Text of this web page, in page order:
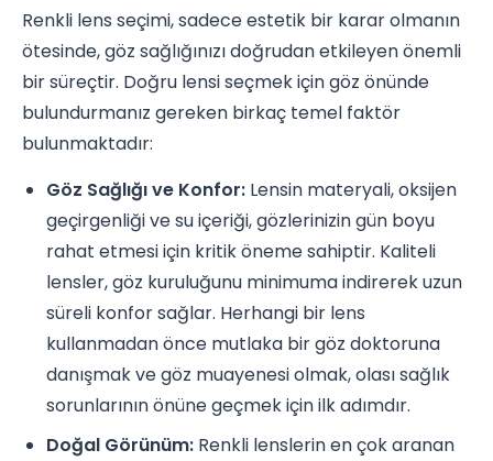
Renkli lens seçimi, sadece estetik bir karar olmanın
ötesinde, göz sağlığınızı doğrudan etkileyen önemli
bir süreçtir. Doğru lensi seçmek için göz önünde
bulundurmanız gereken birkaç temel faktör
bulunmaktadır:
Göz Sağlığı ve Konfor: Lensin materyali, oksijen
geçirgenliği ve su içeriği, gözlerinizin gün boyu
rahat etmesi için kritik öneme sahiptir. Kaliteli
lensler, göz kuruluğunu minimuma indirerek uzun
süreli konfor sağlar. Herhangi bir lens
kullanmadan önce mutlaka bir göz doktoruna
danışmak ve göz muayenesi olmak, olası sağlık
sorunlarının önüne geçmek için ilk adımdır.
Doğal Görünüm: Renkli lenslerin en çok aranan